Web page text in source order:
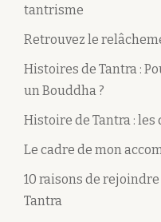
tantrisme
Retrouvez le
Histoires de Tantra :
un Bouddha ?
Histoire de Tantra : les
Le cadre de mon
10 raisons de
Tantra